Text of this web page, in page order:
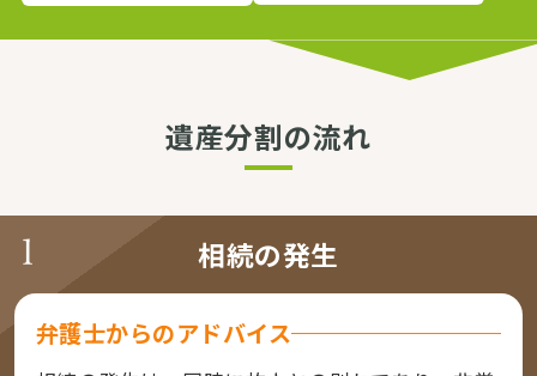
遺産分割の流れ
相続の発生
弁護士からのアドバイス